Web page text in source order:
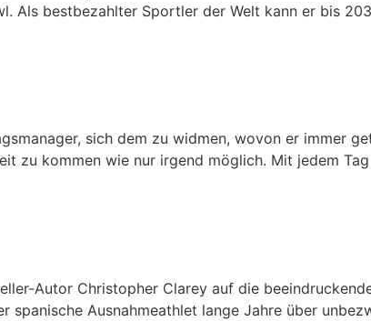
Als bestbezahlter Sportler der Welt kann er bis
sich dem zu widmen, wovon er immer
zu kommen wie nur irgend möglich. Mit jedem
Autor Christopher Clarey auf die
Ausnahmeathlet lange Jahre über